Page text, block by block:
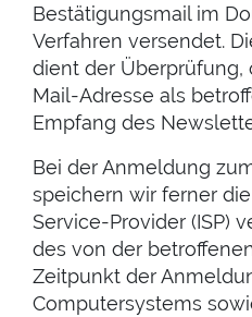
Bestätigungsmail im
Verfahren versendet.
dient der Überprüfung,
Mail-Adresse als
Empfang des
Bei der Anmeldung
speichern wir ferner
Service-Provider (ISP)
des von der
Zeitpunkt der
Computersystems